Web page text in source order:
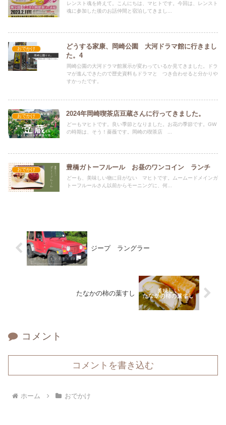
レンスト魂を終えて。こんにちは、マヒトです。今回は、レンスト
魂に参加した後のお話仲間と宿泊してきまし...
おでかけ
どうする家康、岡崎公園 大河ドラマ館に行きまし
た。4
岡崎公園の大河ドラマ館展示が変わっているか見てきました。ドラ
マが進んできたので歴史資料もドラマと つき合わせると分かりや
すかったです。
おでかけ 2024年岡崎喫茶店豆蔵さんに行ってきました。
どーもマヒトです。良い季節となりました。お花の季節です。GW
の時期は、そう！薔薇です。岡崎の喫茶店 ...
おでかけ 豊橋ガトーフルール お昼のワンコイン ランチ
どーも、美味しい物に目がない マヒトです。ムームードメインガ
トーフルールさん以前からモーニングに、何...
ジープ ラングラー
たなかの柿の葉すし
コメント
コメントを書き込む
ホーム おでかけ